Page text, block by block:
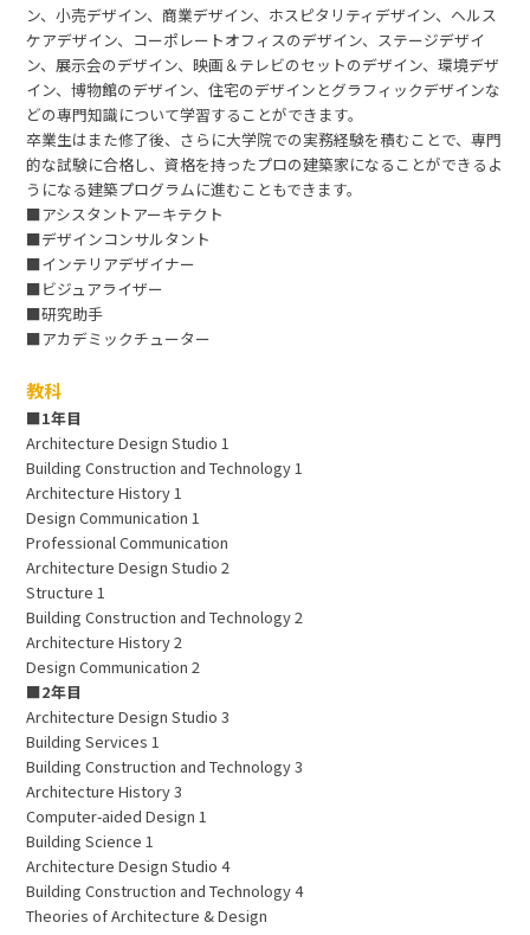
ン、小売デザイン、商業デザイン、ホスピタリティデザイン、ヘルス
ケアデザイン、コーポレートオフィスのデザイン、ステージデザイ
ン、展示会のデザイン、映画＆テレビのセットのデザイン、環境デザ
イン、博物館のデザイン、住宅のデザインとグラフィックデザインな
どの専門知識について学習することができます。
卒業生はまた修了後、さらに大学院での実務経験を積むことで、専門
的な試験に合格し、資格を持ったプロの建築家になることができるよ
うになる建築プログラムに進むこともできます。
■アシスタントアーキテクト
■デザインコンサルタント
■インテリアデザイナー
■ビジュアライザー
■研究助手
■アカデミックチューター
教科
■1年目
Architecture Design Studio 1
Building Construction and Technology 1
Architecture History 1
Design Communication 1
Professional Communication
Architecture Design Studio 2
Structure 1
Building Construction and Technology 2
Architecture History 2
Design Communication 2
■2年目
Architecture Design Studio 3
Building Services 1
Building Construction and Technology 3
Architecture History 3
Computer-aided Design 1
Building Science 1
Architecture Design Studio 4
Building Construction and Technology 4
Theories of Architecture & Design